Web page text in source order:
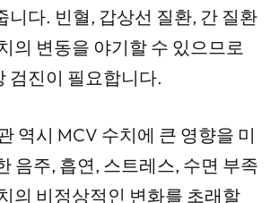
니다. 빈혈, 갑상선 질환, 간 질환
의 변동을 야기할 수 있으므로
검진이 필요합니다.
역시 MCV 수치에 큰 영향을 미
음주, 흡연, 스트레스, 수면 부족
의 비정상적인 변화를 초래할